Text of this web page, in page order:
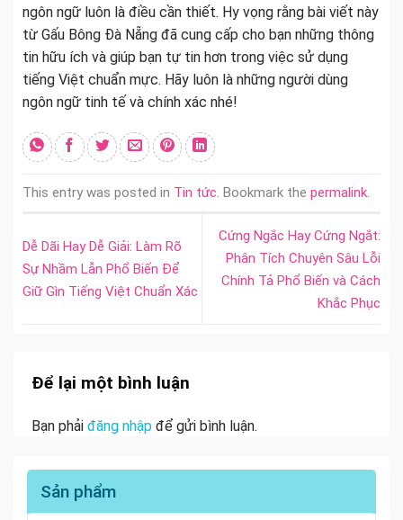
ngôn ngữ luôn là điều cần thiết. Hy vọng rằng bài viết này
từ Gấu Bông Đà Nẵng đã cung cấp cho bạn những thông
tin hữu ích và giúp bạn tự tin hơn trong việc sử dụng
tiếng Việt chuẩn mực. Hãy luôn là những người dùng
ngôn ngữ tinh tế và chính xác nhé!
This entry was posted in Tin tức. Bookmark the permalink.
Dễ Dãi Hay Dễ Giải: Làm Rõ
Sự Nhầm Lẫn Phổ Biến Để
Giữ Gìn Tiếng Việt Chuẩn Xác
Cứng Ngắc Hay Cứng Ngắt:
Phân Tích Chuyên Sâu Lỗi
Chính Tả Phổ Biến và Cách
Khắc Phục
Để lại một bình luận
Bạn phải đăng nhập để gửi bình luận.
Sản phẩm